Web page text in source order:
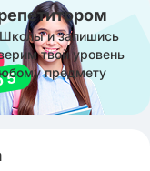
и запишись
твой уровень
предмету